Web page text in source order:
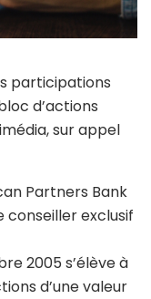
participations
d’actions
sur appel
Partners Bank
conseiller exclusif
2005 s’élève à
d’une valeur